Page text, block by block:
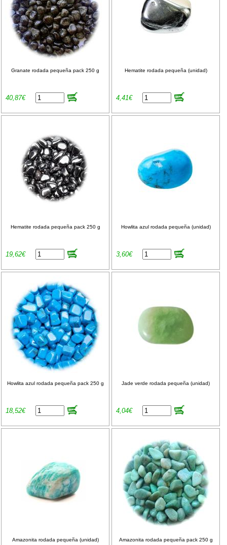
Granate rodada pequeña pack 250 g
40,87€
Hematite rodada pequeña (unidad)
4,41€
Hematite rodada pequeña pack 250 g
19,62€
Howlita azul rodada pequeña (unidad)
3,60€
Howlita azul rodada pequeña pack 250 g
18,52€
Jade verde rodada pequeña (unidad)
4,04€
Amazonita rodada pequeña (unidad) Amazonita rodada pequeña pack 250 g